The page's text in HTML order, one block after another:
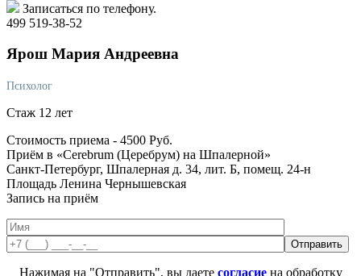
Записаться по телефону.
499 519-38-52
Ярош Мария Андреевна
Психолог
Стаж 12 лет
Стоимость приема - 4500 Руб.
Приём в «Cerebrum (Церебрум) на Шпалерной»
Санкт-Петербург, Шпалерная д. 34, лит. Б, помещ. 24-н
Площадь Ленина Чернышевская
Запись на приём
Нажимая на "Отправить", вы даете согласиена обработку